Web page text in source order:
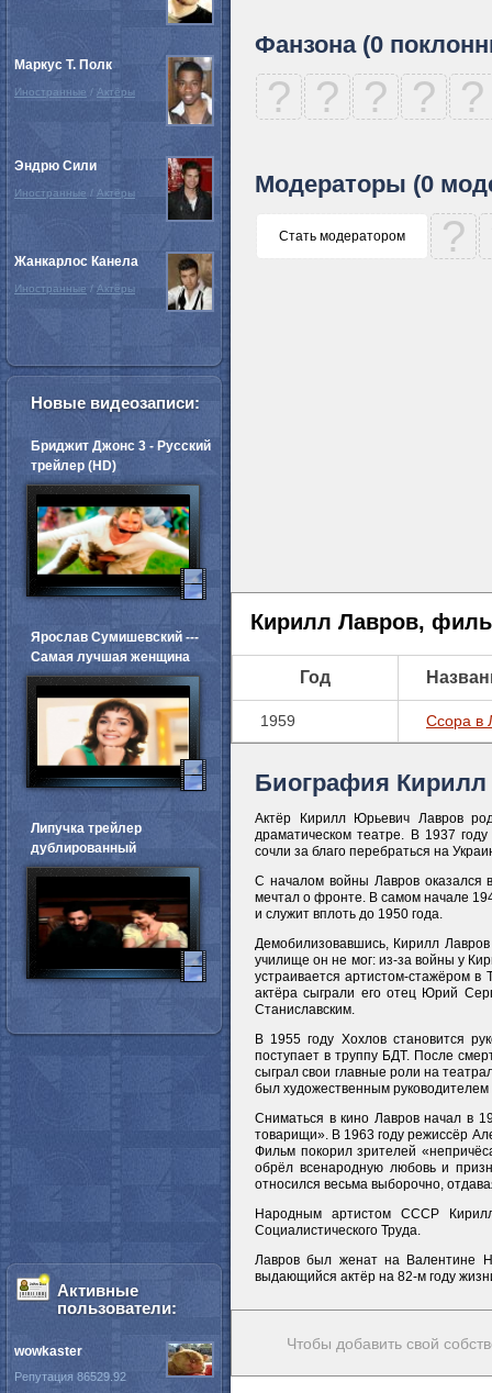
Фанзона (0
? ? ? ? ?
Модераторы (0
Стать модератором ?
Кирилл Лавров,
Год
1959 Ссора в
Биография
Актёр Кирилл Юрьевич Лавров
драматическом театре. В 1937
сочли за благо перебраться на
С началом войны Лавров оказался
мечтал о фронте. В самом начале
и служит вплоть до 1950 года.
Демобилизовавшись, Кирилл
училище он не мог: из-за войны у
устраивается артистом-стажёром
актёра сыграли его отец Юрий
Станиславским.
В 1955 году Хохлов становится
поступает в труппу БДТ. После
сыграл свои главные роли на
был художественным руководителем
Сниматься в кино Лавров начал в
товарищи». В 1963 году режиссёр
Фильм покорил зрителей
обрёл всенародную любовь и
относился весьма выборочно,
Народным артистом СССР
Социалистического Труда.
Лавров был женат на Валентине
выдающийся актёр на 82-м году
Чтобы добавить свой
Маркус Т. Полк
Иностранные / Актёры
Эндрю Сили
Иностранные / Актёры
Жанкарлос Канела
Иностранные / Актёры
Новые видеозаписи:
Бриджит Джонс 3 - Русский
трейлер (HD)
Ярослав Сумишевский ---
Самая лучшая женщина
Липучка трейлер
дублированный
Активные
пользователи:
wowkaster
Репутация 86529.92